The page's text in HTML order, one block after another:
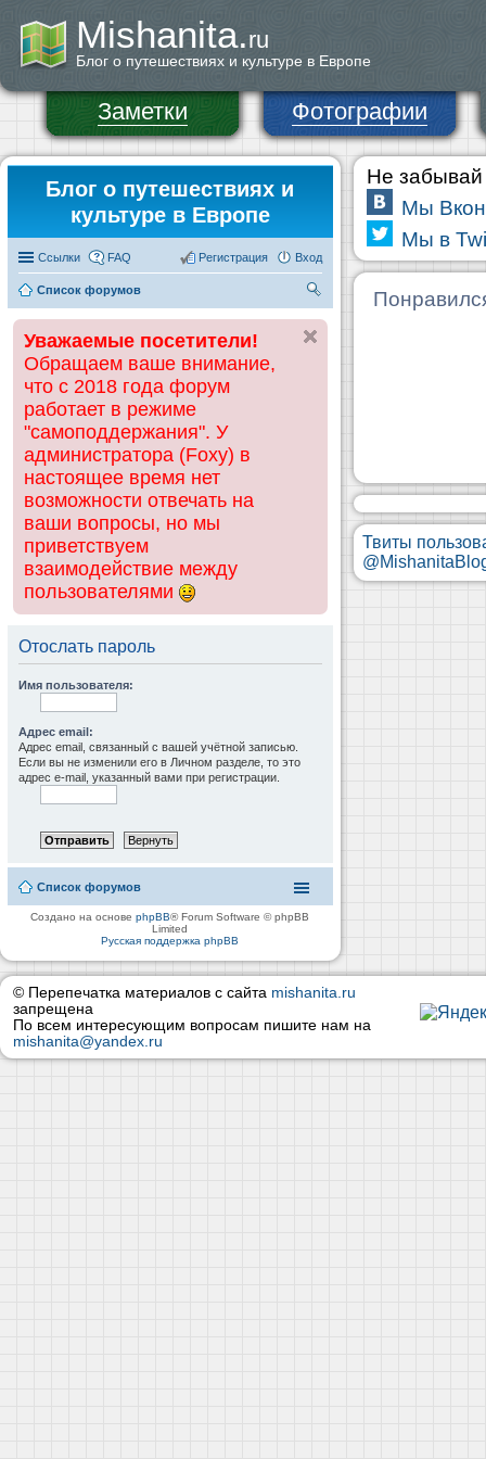
Mishanita.ru
Блог о путешествиях и культуре в Европе
Заметки Фотографии
Блог о путешествиях и
культуре в Европе
Ссылки FAQ Вход
Регистрация
Список форумов
ск
Уважаемые посетители!
Обращаем ваше внимание,
что с 2018 года форум
работает в режиме
"самоподдержания". У
администратора (Foxy) в
настоящее время нет
возможности отвечать на
ваши вопросы, но мы
приветствуем
взаимодействие между
пользователями
Отослать пароль
Имя пользователя:
Адрес email:
Адрес email, связанный с вашей учётной записью.
Если вы не изменили его в Личном разделе, то это
адрес e-mail, указанный вами при регистрации.
Список форумов
Создано на основеphpBB® Forum Software © phpBB
Limited
Русская поддержка phpBB
Не забывай
Мы
Мы в
Твиты
© Перепечатка материалов с сайта mishanita.ru
запрещена
По всем интересующим вопросам пишите нам на
mishanita@yandex.ru